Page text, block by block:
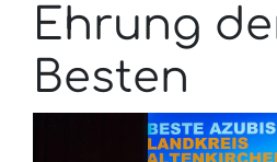
Ehrung
Besten